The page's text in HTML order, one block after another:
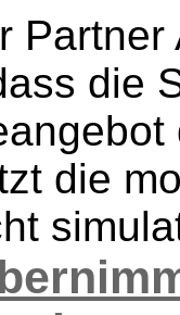
die
die